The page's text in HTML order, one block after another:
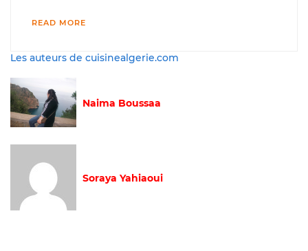
READ MORE
Les auteurs de cuisinealgerie.com
Naima Boussaa
Soraya Yahiaoui